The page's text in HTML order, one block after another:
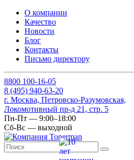
О компании
Качество
Новости
Блог
Контакты
Письмо директору
8800 100-16-05
8 (495) 940-63-20
г. Москва, Петровско-Разумовская,
Локомотивный пр-д 21, стр. 5
Пн-Пт — 9:00–18:00
Сб-Вс — выходной